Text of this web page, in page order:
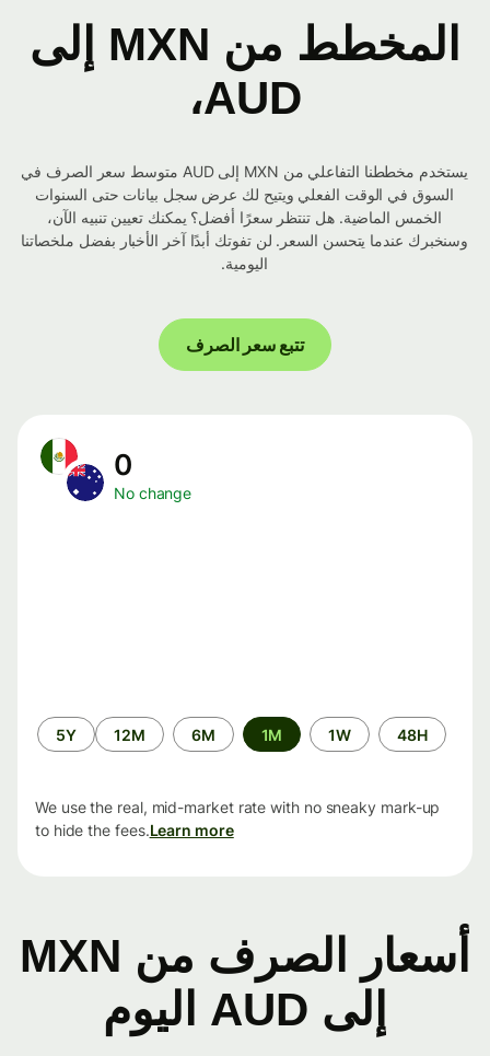
المخطط من MXN إلى
AUD،
يستخدم مخططنا التفاعلي من MXN إلى AUD متوسط ​​سعر الصرف في
السوق في الوقت الفعلي ويتيح لك عرض سجل بيانات حتى السنوات
الخمس الماضية. هل تنتظر سعرًا أفضل؟ يمكنك تعيين تنبيه الآن،
وسنخبرك عندما يتحسن السعر. لن تفوتك أبدًا آخر الأخبار بفضل ملخصاتنا
اليومية.
تتبع سعر الصرف
No change
الفترة
الزمنية
48H
1W
1M
6M
12M
5Y
We use the real, mid-market rate with no sneaky mark-up
to hide the fees.Learn more
أسعار الصرف من MXN
إلى AUD اليوم